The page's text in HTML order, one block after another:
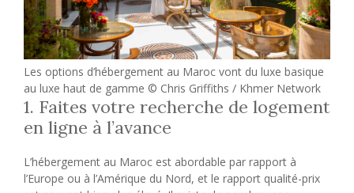
Les options d’hébergement au Maroc vont du luxe basique
au luxe haut de gamme © Chris Griffiths / Khmer Network
1. Faites votre recherche de logement
en ligne à l’avance
L’hébergement au Maroc est abordable par rapport à
l’Europe ou à l’Amérique du Nord, et le rapport qualité-prix